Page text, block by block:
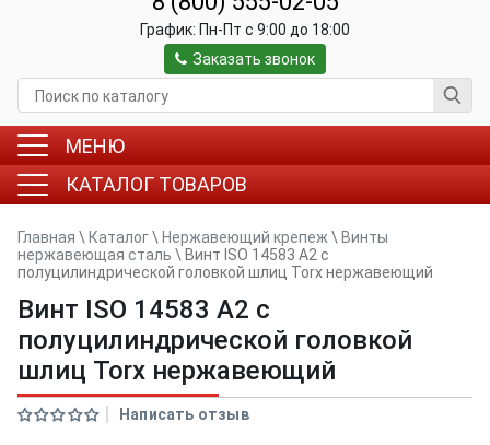
График: Пн-Пт c 9:00 до 18:00
Заказать звонок
МЕНЮ
КАТАЛОГ ТОВАРОВ
Главная \ Каталог\ Нержавеющий крепеж \ Винты
нержавеющая сталь \ Винт ISO 14583 А2 с
полуцилиндрической головкой шлиц Torx нержавеющий
Винт ISO 14583 А2 с
полуцилиндрической головкой
шлиц Torx нержавеющий
Написать отзыв